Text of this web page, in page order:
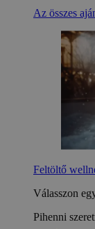
Az összes
Feltöltő
Válasszon
Pihenni